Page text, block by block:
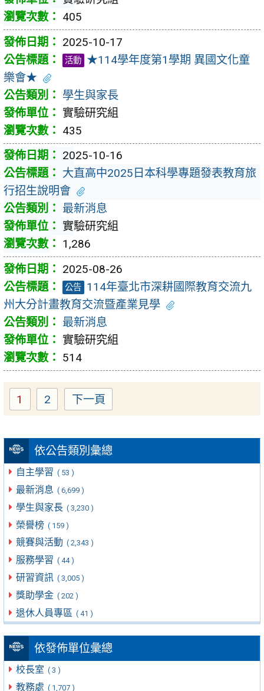
依公告類別彙總
自主學習 ( 53 )
最新消息 ( 6,699 )
學生與家長 ( 3,230 )
榮譽榜 ( 159 )
競賽與活動 ( 2,343 )
服務學習 ( 44 )
研習資訊 ( 3,005 )
獎助學金 ( 202 )
退休人員專區 ( 41 )
依發佈單位彙總
校長室 ( 3 )
教務處 ( 1,707 )
405
2025-10-17
活動 ★114學年度第1學期 異國文化童
樂會★
學生與家長
實驗研究組
435
2025-10-16
大直高中2025日本科學專題發表教育旅
行招生說明會
最新消息
實驗研究組
1,286
2025-08-26
公告 114年臺北市深耕國際教育交流九
州大分計畫教育交流暨產業見學
最新消息
實驗研究組
514
Page
1 Page
2 下一頁